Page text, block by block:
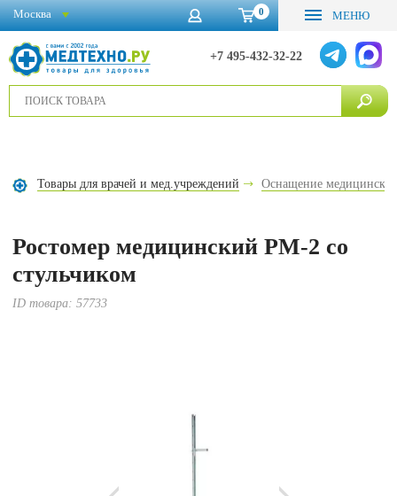
0 МЕНЮ
+7 495-432-32-22
Москва
Товары для врачей и мед.учреждений Оснащение
Ростомер медицинский РМ-2 со
стульчиком
ID товара:57733